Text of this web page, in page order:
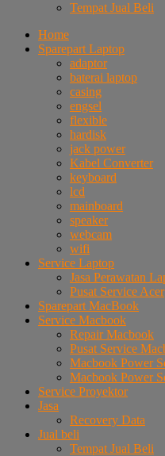
Tempat Jual Beli
Home
Sparepart Laptop
adaptor
baterai laptop
casing
engsel
flexible
hardisk
jack power
Kabel Converter
keyboard
lcd
mainboard
speaker
webcam
wifi
Service Laptop
Jasa Perawatan
Pusat Service Acer
Sparepart MacBook
Service Macbook
Repair Macbook
Pusat Service
Macbook Power
Macbook Power
Service Proyektor
Jasa
Recovery Data
Jual beli
Tempat Jual Beli